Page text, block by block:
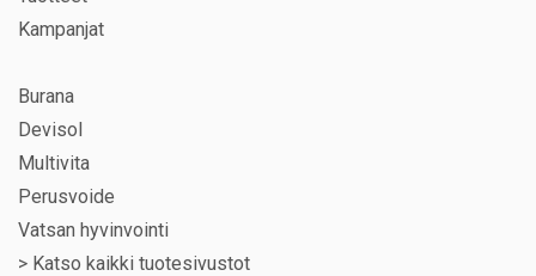
Kampanjat
Burana
Devisol
Multivita
Perusvoide
Vatsan hyvinvointi
> Katso kaikki tuotesivustot